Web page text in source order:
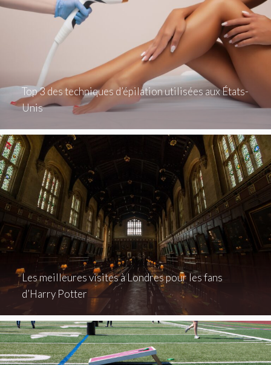
Top 3 des techniques d’épilation utilisées aux États-
Unis
Les meilleures visites à Londres pour les fans
d’Harry Potter